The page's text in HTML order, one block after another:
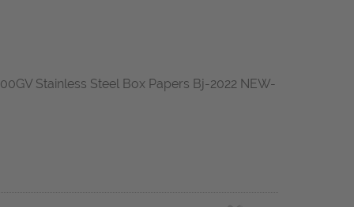
Stainless Steel Box Papers Bj-2022 NEW-